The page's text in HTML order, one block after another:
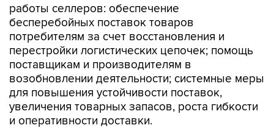
работы селлеров: обеспечение
бесперебойных поставок товаров
потребителям за счет восстановления и
перестройки логистических цепочек; помощь
поставщикам и производителям в
возобновлении деятельности; системные меры
для повышения устойчивости поставок,
увеличения товарных запасов, роста гибкости
и оперативности доставки.